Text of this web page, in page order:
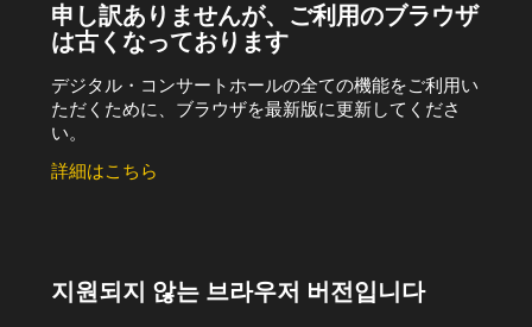
申し訳ありませんが、ご利用のブラウザ
は古くなっております
デジタル・コンサートホールの全ての機能をご利用い
ただくために、ブラウザを最新版に更新してくださ
い。
詳細はこちら
지원되지 않는 브라우저 버전입니다